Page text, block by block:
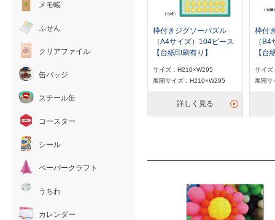
枠付きジグソーパズル
（A4サイズ）104ピース
【台紙印刷有り】
サイズ：H210×W295
展開サイズ：H210×W295
詳しく見る
枠付
（
【台
サイズ
展開
メモ帳
ふせん
クリアファイル
缶バッジ
スチール缶
コースター
シール
ペーパークラフト
うちわ
カレンダー